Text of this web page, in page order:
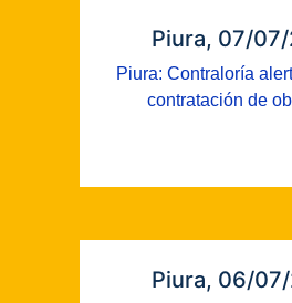
Piura, 07/
Piura: Contraloría
contratación de
Piura, 06/